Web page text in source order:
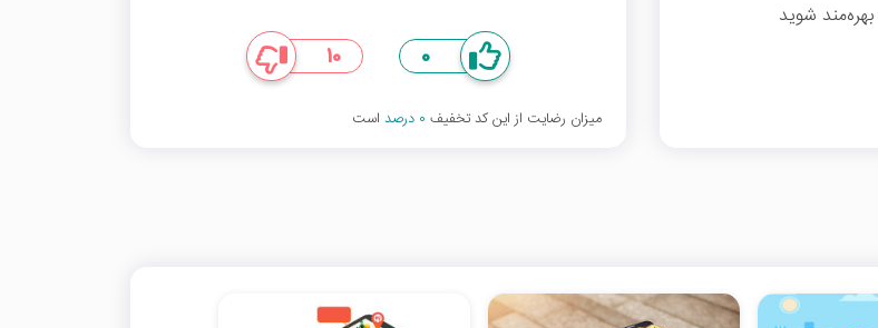
0
10
میزان رضایت از این کد تخفیف 0 درصد است